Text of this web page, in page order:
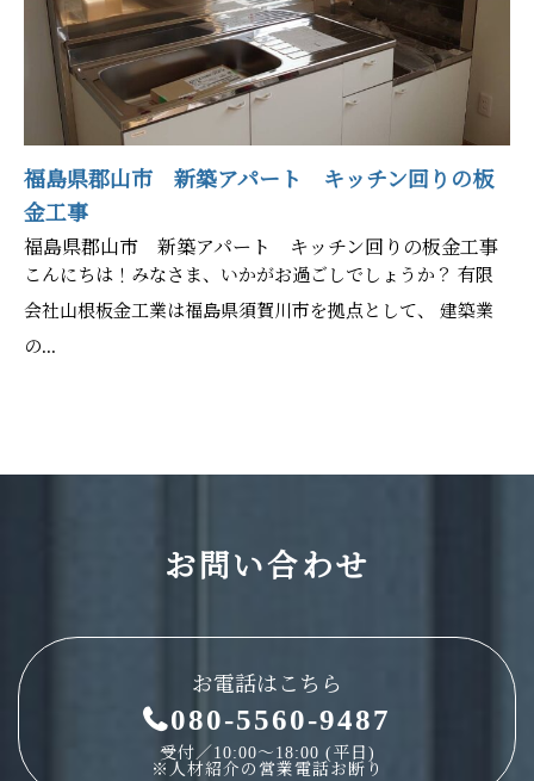
福島県郡山市 新築アパート キッチン回りの板
金工事
福島県郡山市 新築アパート キッチン回りの板金工事
こんにちは！みなさま、いかがお過ごしでしょうか？ 有限
会社山根板金工業は福島県須賀川市を拠点として、 建築業
の...
お問い合わせ
お電話はこちら
080-5560-9487
受付／10:00～18:00 (平日)
※人材紹介の営業電話お断り